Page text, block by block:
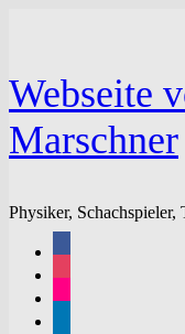
Webseite
Marschner
Physiker, Schachspieler,